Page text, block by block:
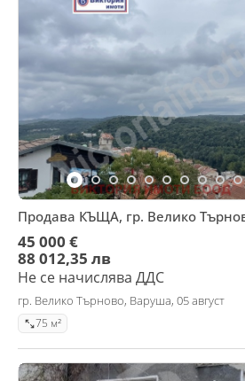
Продава КЪЩА, гр. Велико
45 000 €
88 012,35 лв
Не се начислява ДДС
гр. Велико Търново, Варуша, 05 август
75 м²